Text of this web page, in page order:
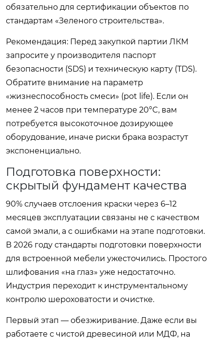
обязательно для сертификации объектов по
стандартам «Зеленого строительства».
Рекомендация: Перед закупкой партии ЛКМ
запросите у производителя паспорт
безопасности (SDS) и техническую карту (TDS).
Обратите внимание на параметр
«жизнеспособность смеси» (pot life). Если он
менее 2 часов при температуре 20°C, вам
потребуется высокоточное дозирующее
оборудование, иначе риски брака возрастут
экспоненциально.
Подготовка поверхности:
скрытый фундамент качества
90% случаев отслоения краски через 6–12
месяцев эксплуатации связаны не с качеством
самой эмали, а с ошибками на этапе подготовки.
В 2026 году стандарты подготовки поверхности
для встроенной мебели ужесточились. Простого
шлифования «на глаз» уже недостаточно.
Индустрия переходит к инструментальному
контролю шероховатости и очистке.
Первый этап — обезжиривание. Даже если вы
работаете с чистой древесиной или МДФ, на